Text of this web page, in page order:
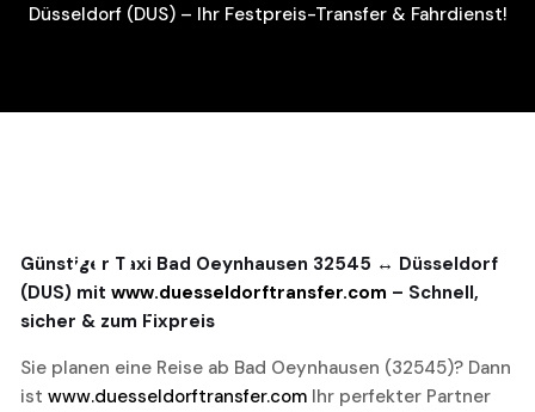
Düsseldorf (DUS) – Ihr Festpreis-Transfer & Fahrdienst!
20
November, 2025
Günstiger Taxi Bad Oeynhausen 32545 ↔ Düsseldorf
(DUS) mit www.duesseldorftransfer.com – Schnell,
sicher & zum Fixpreis
Sie planen eine Reise ab Bad Oeynhausen (32545)? Dann
ist www.duesseldorftransfer.com Ihr perfekter Partner